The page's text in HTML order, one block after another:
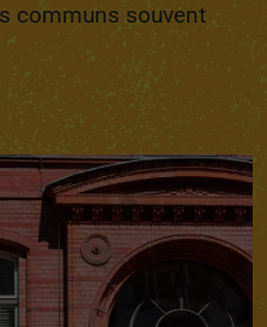
communs souvent